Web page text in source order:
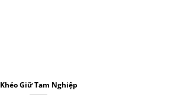
Khéo Giữ Tam Nghiệp